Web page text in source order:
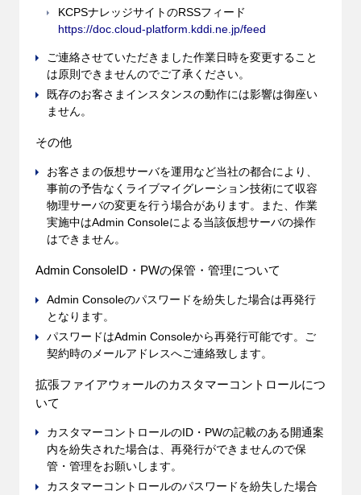
KCPSナレッジサイトのRSSフィード
https://doc.cloud-platform.kddi.ne.jp/feed
ご連絡させていただきました作業日時を変更すること
は原則できませんのでご了承ください。
既存のお客さまインスタンスの動作には影響は御座い
ません。
その他
お客さまの仮想サーバを運用など当社の都合により、
事前の予告なくライブマイグレーション技術にて収容
物理サーバの変更を行う場合があります。また、作業
実施中はAdmin Consoleによる当該仮想サーバの操作
はできません。
Admin ConsoleID・PWの保管・管理について
Admin Consoleのパスワードを紛失した場合は再発行
となります。
パスワードはAdmin Consoleから再発行可能です。ご
契約時のメールアドレスへご連絡致します。
拡張ファイアウォールのカスタマーコントロールにつ
いて
カスタマーコントロールのID・PWの記載のある開通案
内を紛失された場合は、再発行ができませんので保
管・管理をお願いします。
カスタマーコントロールのパスワードを紛失した場合